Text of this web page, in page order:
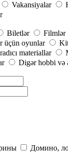
Vakansiyalar
Biletlər Filmlər
üçün oyunlar
materiallar
Digər hobbi və
Домино,